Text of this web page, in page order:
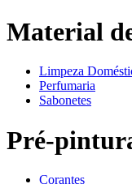
Material
Limpeza
Perfumaria
Sabonetes
Pré-
Corantes